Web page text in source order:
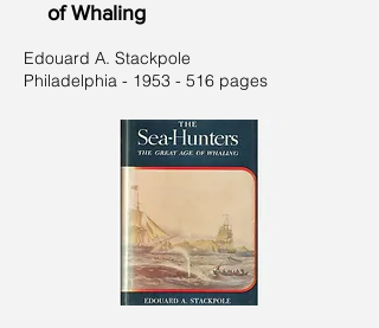
of Whaling
Edouard A. Stackpole
Philadelphia - 1953 - 516 pages